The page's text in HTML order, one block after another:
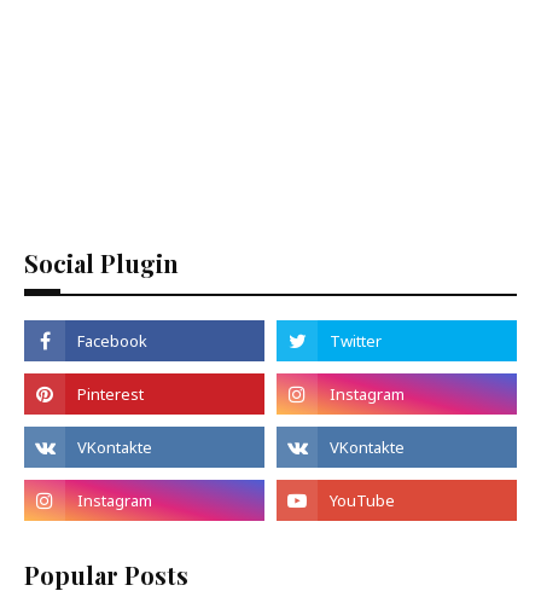
Social Plugin
Popular Posts